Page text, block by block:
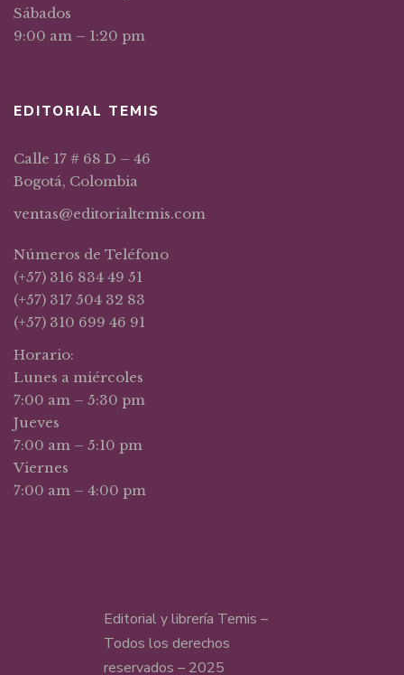
Sábados
9:00 am – 1:20 pm
EDITORIAL TEMIS
Calle 17 # 68 D – 46
Bogotá, Colombia
ventas@editorialtemis.com
Números de Teléfono
(+57) 316 834 49 51
(+57) 317 504 32 83
(+57) 310 699 46 91
Horario:
Lunes a miércoles
7:00 am – 5:30 pm
Jueves
7:00 am – 5:10 pm
Viernes
7:00 am – 4:00 pm
Editorial y librería Temis –
Todos los derechos
reservados – 2025